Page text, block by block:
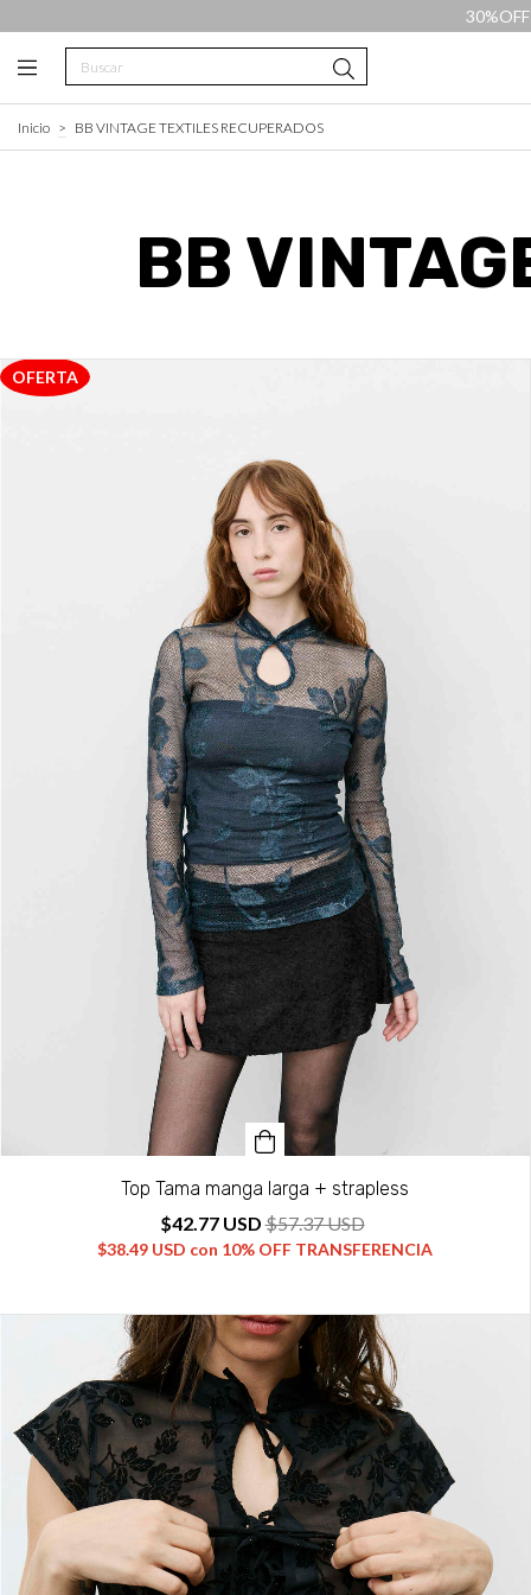
Inicio > BB VINTAGE TEXTILES RECUPERADOS
BB
Top Tama manga larga + strapless
$42.77 USD$57.37 USD
$38.49 USD con 10% OFF TRANSFERENCIA